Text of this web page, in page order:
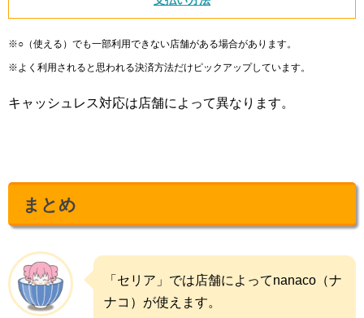
※○（使える）でも一部利用できない店舗がある場合があります。
※よく利用されると思われる決済方法だけピックアップしています。
キャッシュレス対応は店舗によって異なります。
まとめ
「セリア」では店舗によってnanaco（ナ
ナコ）が使えます。